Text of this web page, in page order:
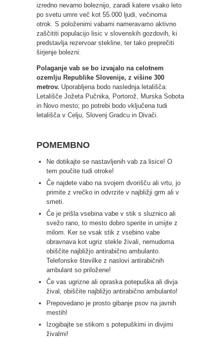
izredno nevarno boleznijo, zaradi katere vsako leto
po svetu umre več kot 55.000 ljudi, večinoma
otrok. S položenimi vabami nameravamo aktivno
zaščititi populacijo lisic v slovenskih gozdovih, ki
predstavlja rezervoar stekline, ter tako preprečiti
širjenje bolezni.
Polaganje vab se bo izvajalo na celotnem
ozemlju Republike Slovenije, z višine 300
metrov. Uporabljena bodo naslednja letališča:
Letališče Jožeta Pučnika, Portorož, Murska Sobota
in Novo mesto; po potrebi bodo vključena tudi
letališča v Celju, Slovenj Gradcu in Divači.
POMEMBNO
Ne dotikajte se nastavljenih vab za lisice! O
tem poučite tudi otroke!
Če najdete vabo na svojem dvorišču ali vrtu, jo
primite z vrečko in odvrzite v najbližji grm ali v
smeti.
Če je prišla vsebina vabe v stik s sluznico ali
svežo rano, to mesto dobro sperite in umijte z
milom. Ker se vsak stik z vsebino vabe
obravnava kot ugriz stekle živali, nemudoma
obiščite najbližjo antirabično ambulanto.
Telefonske številke z naslovi antirabičnih
ambulant so priložene!
Če vas ugrizne ali opraska potepuška ali divja
žival, obiščite najbližjo antirabično ambulanto!
Prepovedano je prosto gibanje psov na javnih
mestih!
Izogibajte se stikom s potepuškimi in divjimi
živalmi!